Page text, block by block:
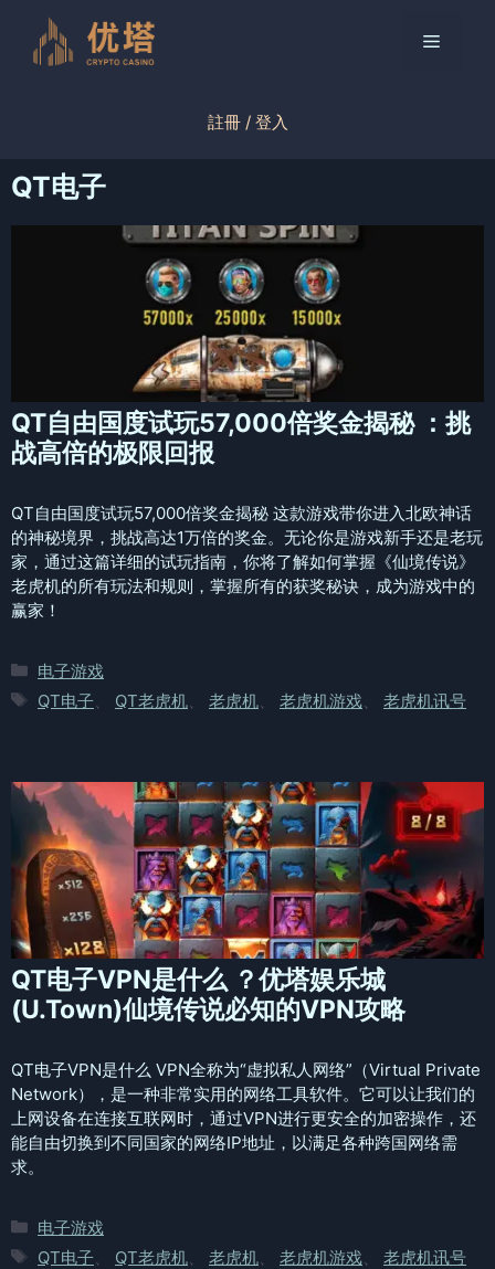
菜
註冊 / 登入
QT电子
QT自由国度试玩57,000倍奖金揭秘 ：挑
战高倍的极限回报
QT自由国度试玩57,000倍奖金揭秘 这款游戏带你进入北欧神话
的神秘境界，挑战高达1万倍的奖金。无论你是游戏新手还是老玩
家，通过这篇详细的试玩指南，你将了解如何掌握《仙境传说》
老虎机的所有玩法和规则，掌握所有的获奖秘诀，成为游戏中的
赢家！
分
类
电子游戏
标
QT电子 QT老虎机 老虎机 老虎机游戏 老虎机讯号
QT电子VPN是什么 ？优塔娱乐城
(U.Town)仙境传说必知的VPN攻略
QT电子VPN是什么 VPN全称为“虚拟私人网络”（Virtual Private
Network），是一种非常实用的网络工具软件。它可以让我们的
上网设备在连接互联网时，通过VPN进行更安全的加密操作，还
能自由切换到不同国家的网络IP地址，以满足各种跨国网络需
求。
分
类
电子游戏
标
QT电子 QT老虎机 老虎机 老虎机游戏 老虎机讯号